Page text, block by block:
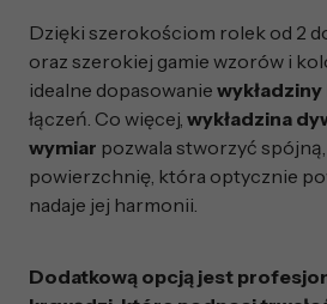
Dzięki szerokościom rolek od 2
oraz szerokiej gamie wzorów i
idealne dopasowanie wykładziny
łączeń. Co więcej, wykładzina
wymiar pozwala stworzyć
powierzchnię, która optycznie
nadaje jej harmonii.
Dodatkową opcją jest